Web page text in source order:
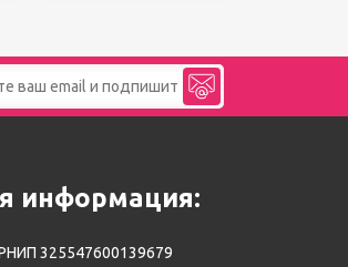
информация:
325547600139679